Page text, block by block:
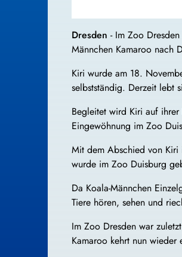
Dresden - Im Zoo
Männchen Kamaroo nach
Kiri wurde am 18.
selbstständig. Derzeit lebt
Begleitet wird Kiri auf
Eingewöhnung im Zoo
Mit dem Abschied von Kiri
wurde im Zoo Duisburg
Da Koala-Männchen
Tiere hören, sehen und
Im Zoo Dresden war
Kamaroo kehrt nun